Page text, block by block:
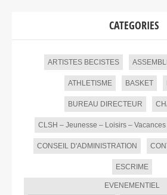
CATEGORIES
ARTISTES BECISTES
ATHLETISME BASKET
BUREAU DIRECTEUR
CLSH – Jeunesse – Loisirs – Vacances
CONSEIL D'ADMINISTRATION
ESCRIME
EVENEMENTIEL